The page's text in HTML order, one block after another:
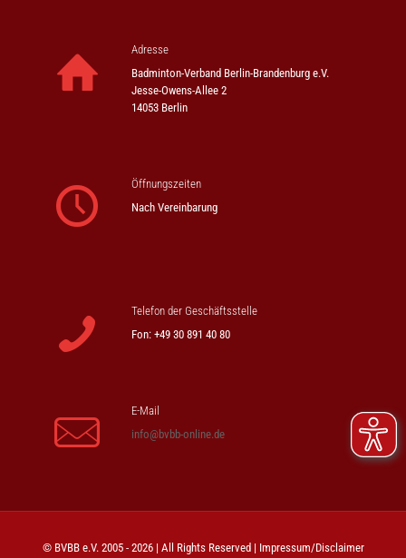
Adresse
Badminton-Verband Berlin-Brandenburg e.V.
Jesse-Owens-Allee 2
14053 Berlin
Öffnungszeiten
Nach Vereinbarung
Telefon der Geschäftsstelle
Fon: +49 30 891 40 80
E-Mail
info@bvbb-online.de
© BVBB e.V. 2005 - 2026 | All Rights Reserved | Impressum/Disclaimer